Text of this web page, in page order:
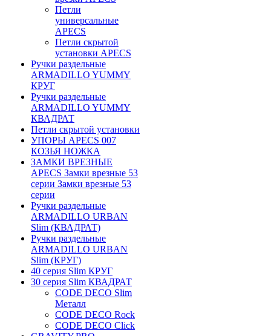
Петли
универсальные
APECS
Петли скрытой
установки APECS
Ручки раздельные
ARMADILLO YUMMY
КРУГ
Ручки раздельные
ARMADILLO YUMMY
КВАДРАТ
Петли скрытой установки
УПОРЫ APECS 007
КОЗЬЯ НОЖКА
ЗАМКИ ВРЕЗНЫЕ
APECS Замки врезные 53
серии Замки врезные 53
серии
Ручки раздельные
ARMADILLO URBAN
Slim (КВАДРАТ)
Ручки раздельные
ARMADILLO URBAN
Slim (КРУГ)
40 серия Slim КРУГ
30 серия Slim КВАДРАТ
CODE DECO Slim
Металл
CODE DECO Rock
CODE DECO Click